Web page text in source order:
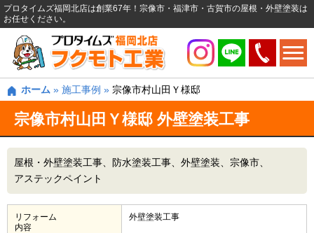
プロタイムズ福岡北店は創業67年！宗像市・福津市・古賀市の屋根・外壁塗装は
お任せください。
ホーム » 施工事例 » 宗像市村山田Ｙ様邸
宗像市村山田Ｙ様邸 外壁塗装工事
屋根・外壁塗装工事 防水塗装工事 外壁塗装
宗像市
アステックペイント
リフォーム
内容
外壁塗装工事